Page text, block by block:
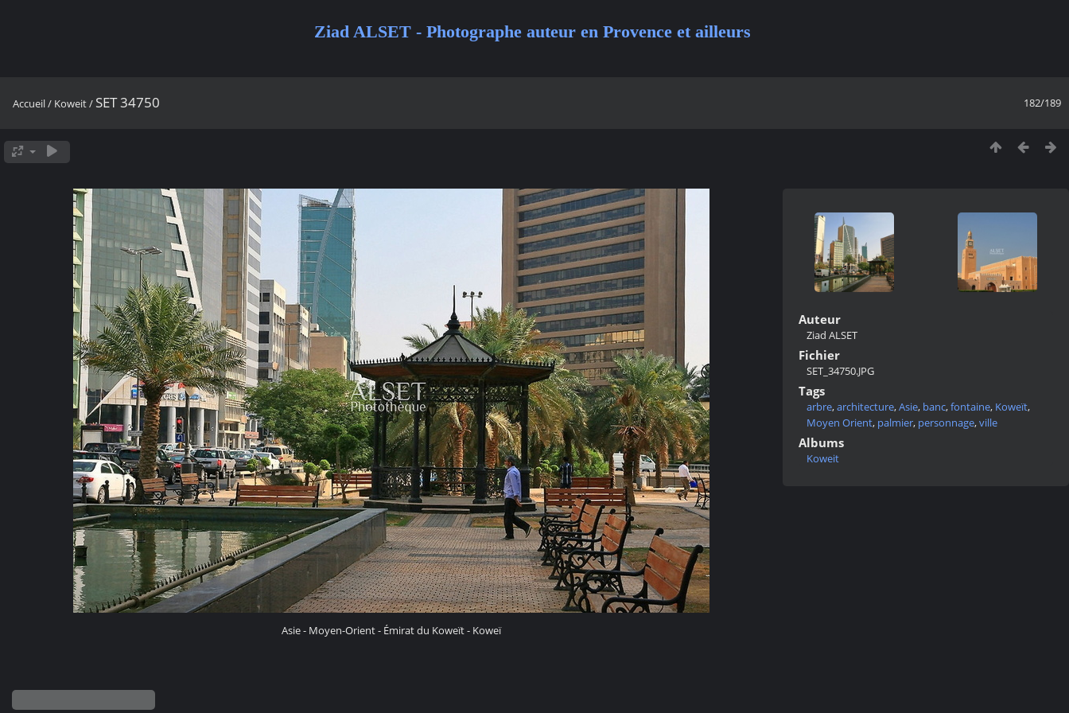
Ziad ALSET - Photographe auteur en Provence et ailleurs
182/189
Accueil/ Koweit/ SET 34750
Asie - Moyen-Orient - Émirat du Koweït - Koweï
Auteur
Ziad ALSET
Fichier
SET_34750.JPG
Tags
arbre,architecture,Asie, banc,fontaine, Koweït,
Moyen Orient, palmier, personnage,ville
Albums
Koweit